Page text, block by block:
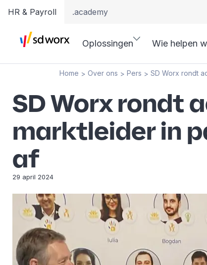
HR & Payroll .academy
Oplossingen Wie helpen
Home > Over ons > Pers > SD Worx rondt
SD Worx rondt
marktleider in
af
29 april 2024